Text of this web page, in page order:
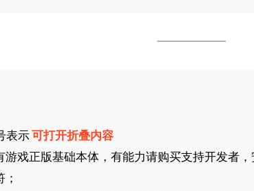
表示可打开折叠内容
游戏正版基础本体，有能力请购买支持开发者